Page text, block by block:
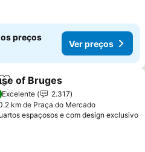
preços
Ver preços
Adicionar aos favoritos
of Bruges
Excelente
2.317
km de Praça do Mercado
espaçosos e com design exclusivo